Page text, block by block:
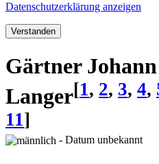
Datenschutzerklärung anzeigen
Verstanden
Gärtner
Langer[1, 2, 3, 4,
11]
- Datum unbekannt